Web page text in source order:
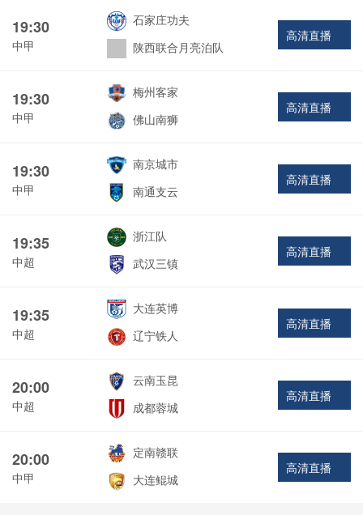
19:30
中甲
石家庄功夫
陕西联合月亮泊队
高清直播
19:30
中甲
梅州客家
佛山南狮
高清直播
19:30
中甲
南京城市
南通支云
高清直播
19:35
中超
浙江队
武汉三镇
高清直播
19:35
中超
大连英博
辽宁铁人
高清直播
20:00
中超
云南玉昆
成都蓉城
高清直播
20:00
中甲
定南赣联
大连鲲城
高清直播